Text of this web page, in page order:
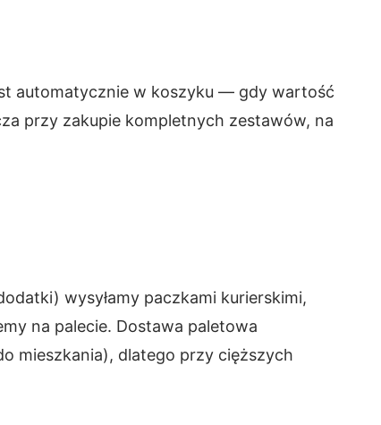
automatycznie w koszyku — gdy wartość
przy zakupie kompletnych zestawów, na
wysyłamy paczkami kurierskimi,
na palecie. Dostawa paletowa
mieszkania), dlatego przy cięższych